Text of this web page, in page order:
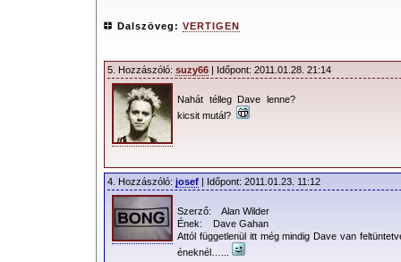
Dalszöveg: VERTIGEN
5. Hozzászóló: suzy66 | Időpont: 2011.01.28. 21:14
Nahát télleg Dave lenne?
kicsit mutál?
4. Hozzászóló: josef | Időpont: 2011.01.23. 11:12
Szerző: Alan Wilder
Ének: Dave Gahan
Attól függetlenül itt még mindig Dave van
éneknél…...